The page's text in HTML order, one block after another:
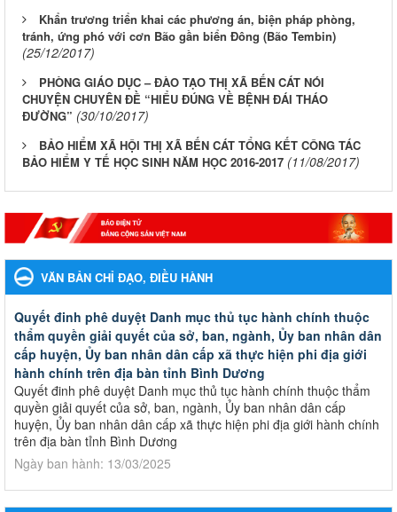
Khẩn trương triển khai các phương án, biện pháp phòng,
tránh, ứng phó với cơn Bão gần biển Đông (Bão Tembin)
(25/12/2017)
PHÒNG GIÁO DỤC – ĐÀO TẠO THỊ XÃ BẾN CÁT NÓI
CHUYỆN CHUYÊN ĐỀ “HIỂU ĐÚNG VỀ BỆNH ĐÁI THÁO
ĐƯỜNG” (30/10/2017)
BẢO HIỂM XÃ HỘI THỊ XÃ BẾN CÁT TỔNG KẾT CÔNG TÁC
BẢO HIỂM Y TẾ HỌC SINH NĂM HỌC 2016-2017 (11/08/2017)
VĂN BẢN CHỈ ĐẠO, ĐIỀU HÀNH
Quyết đinh phê duyệt Danh mục thủ tục hành chính thuộc
thẩm quyền giải quyết của sở, ban, ngành, Ủy ban nhân dân
cấp huyện, Ủy ban nhân dân cấp xã thực hiện phi địa giới
hành chính trên địa bàn tỉnh Bình Dương
Quyết đinh phê duyệt Danh mục thủ tục hành chính thuộc thẩm
quyền giải quyết của sở, ban, ngành, Ủy ban nhân dân cấp
huyện, Ủy ban nhân dân cấp xã thực hiện phi địa giới hành chính
trên địa bàn tỉnh Bình Dương
Ngày ban hành: 13/03/2025
Kế hoạch Phổ biến, giáo dục pháp luật năm 2025 của ngành